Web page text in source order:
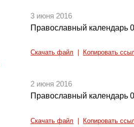
3 июня 2016
Православный календарь
Скачать файл Копировать
2 июня 2016
Православный календарь
Скачать файл Копировать